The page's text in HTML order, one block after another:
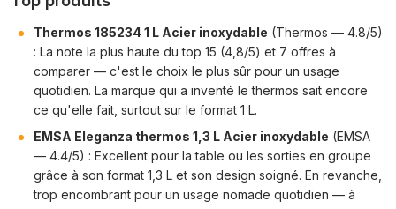
Thermos 185234 1 L Acier inoxydable (Thermos — 4.8/5)
: La note la plus haute du top 15 (4,8/5) et 7 offres à
comparer — c'est le choix le plus sûr pour un usage
quotidien. La marque qui a inventé le thermos sait encore
ce qu'elle fait, surtout sur le format 1 L.
EMSA Eleganza thermos 1,3 L Acier inoxydable (EMSA
— 4.4/5) : Excellent pour la table ou les sorties en groupe
grâce à son format 1,3 L et son design soigné. En revanche,
trop encombrant pour un usage nomade quotidien — à